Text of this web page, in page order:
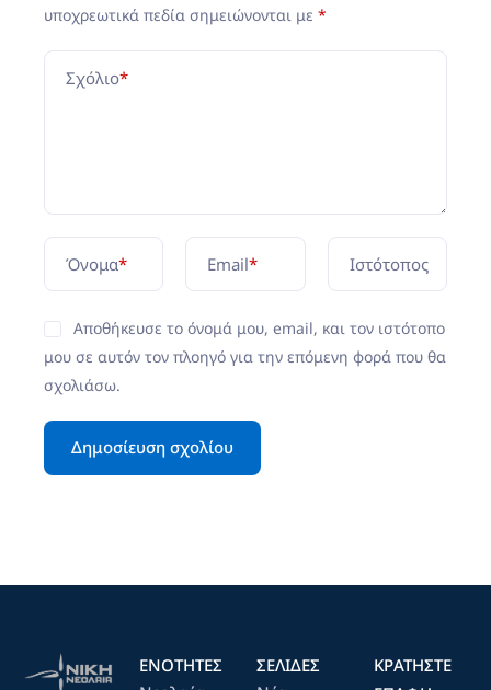
υποχρεωτικά πεδία σημειώνονται με *
Σχόλιο*
Όνομα* Email* Ιστότοπος
Αποθήκευσε το όνομά μου, email, και τον ιστότοπο
μου σε αυτόν τον πλοηγό για την επόμενη φορά που θα
σχολιάσω.
ΕΝΟΤΗΤΕΣ
ΣΕΛΙΔΕΣ
ΚΡΑΤΉΣΤΕ